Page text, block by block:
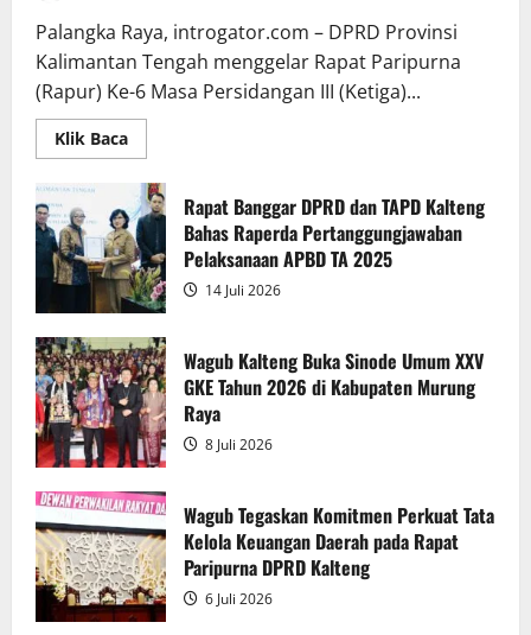
Palangka Raya, introgator.com – DPRD Provinsi
Kalimantan Tengah menggelar Rapat Paripurna
(Rapur) Ke-6 Masa Persidangan III (Ketiga)...
Klik BacaRead
more
Rapur
Penyampaian
Pendapat
Akhir
Gubernur
atas
Persetujuan
Bersama
Raperda
Pertanggungjawaban
Pelaksanaan
APBD
2025
Rapat Banggar DPRD dan TAPD Kalteng
Bahas Raperda Pertanggungjawaban
Pelaksanaan APBD TA 2025
14 Juli 2026
Wagub Kalteng Buka Sinode Umum XXV
GKE Tahun 2026 di Kabupaten Murung
Raya
8 Juli 2026
Wagub Tegaskan Komitmen Perkuat Tata
Kelola Keuangan Daerah pada Rapat
Paripurna DPRD Kalteng
6 Juli 2026